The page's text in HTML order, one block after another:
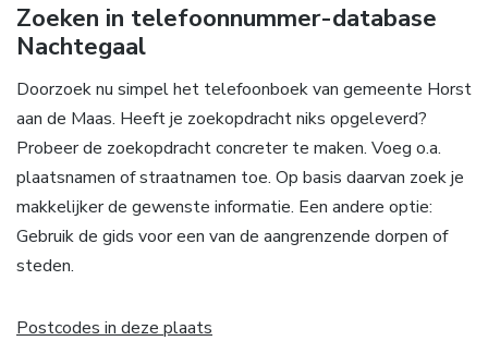
Zoeken in telefoonnummer-database
Nachtegaal
Doorzoek nu simpel het telefoonboek van gemeente Horst
aan de Maas. Heeft je zoekopdracht niks opgeleverd?
Probeer de zoekopdracht concreter te maken. Voeg o.a.
plaatsnamen of straatnamen toe. Op basis daarvan zoek je
makkelijker de gewenste informatie. Een andere optie:
Gebruik de gids voor een van de aangrenzende dorpen of
steden.
Postcodes in deze plaats